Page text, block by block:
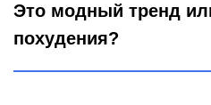
Это модный тренд
похудения?